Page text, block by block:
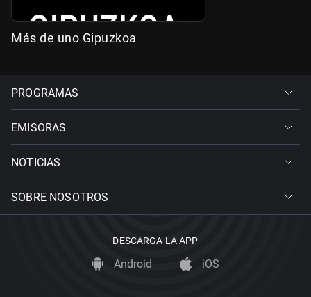
Más de uno Gipuzkoa
PROGRAMAS
EMISORAS
NOTICIAS
SOBRE NOSOTROS
DESCARGA LA APP
Android iOS